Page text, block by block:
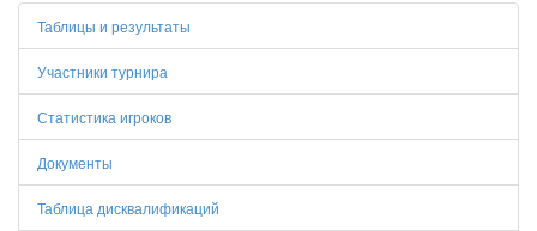
Таблицы и результаты
Участники турнира
Статистика игроков
Документы
Таблица дисквалификаций